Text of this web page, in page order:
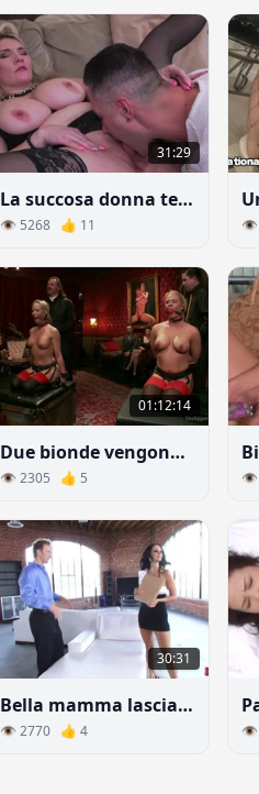
31:29
La succosa donna tedesca gode del sesso tanto atteso
👁 5268 👍 11 👁
01:12:14
Due bionde vengono iniziate in un club BDSM
👁 2305 👍 5 👁
30:31
Bella mamma lascia anale
👁 2770 👍 4 👁